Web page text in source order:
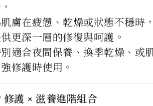
膚在疲憊、乾燥或狀態不穩時，
更深一層的修復與呵護。
適合夜間保養、換季乾燥、或
修護時使用。
修護 × 滋養進階組合